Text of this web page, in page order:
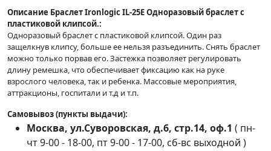
Описание Браслет Ironlogic IL-25Е Одноразовый браслет с
пластиковой клипсой.:
Одноразовый браслет с пластиковой клипсой. Один раз
защелкнув клипсу, больше ее нельзя разъединить. Снять браслет
можно только порвав его. Застежка позволяет регулировать
длину ремешка, что обеспечивает фиксацию как на руке
взрослого человека, так и ребенка. Массовые мероприятия,
аттракционы, госпитали и т.д и т.п.
Самовывоз (пункты выдачи):
Москва, ул.Суворовская, д.6, стр.14, оф.1 ( пн-
чт 9-00 - 18-00, пт 9-00 - 17-00, сб-вс выходной )